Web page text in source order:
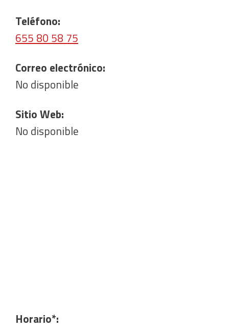
Teléfono:
655 80 58 75
Correo electrónico:
No disponible
Sitio Web:
No disponible
Horario*: